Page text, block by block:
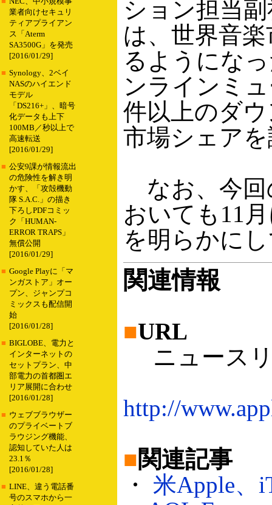
業者向けセキュリ
ティアプライアン
ス「Aterm
SA3500G」を発売
[2016/01/29]
■ Synology、2ベイ
NASのハイエンド
モデル
「DS216+」、暗号
化データも上下
100MB／秒以上で
高速転送
[2016/01/29]
■ 公安9課が情報流出
の危険性を解き明
かす、「攻殻機動
隊 S.A.C.」の描き
下ろしPDFコミッ
ク「HUMAN-
ERROR TRAPS」
無償公開
[2016/01/29]
■ Google Playに「マ
ンガストア」オー
プン、ジャンプコ
ミックスも配信開
始
[2016/01/28]
■ BIGLOBE、電力と
インターネットの
セットプラン、中
部電力の首都圏エ
リア展開に合わせ
[2016/01/28]
■ ウェブブラウザー
のプライベートブ
ラウジング機能、
認知していた人は
23.1％
[2016/01/28]
■ LINE、違う電話番
号のスマホから一
ション担当
は、世界音
るようにな
ンラインミ
件以上のダ
市場シェア
なお、今回
おいても11
を明らかに
関連情報
■URL
ニュースリ
http://
■関連記事
・ 米Apple、